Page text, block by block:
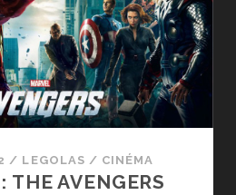
/ LEGOLAS / CINÉMA
THE AVENGERS